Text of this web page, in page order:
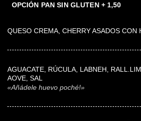
SIN GLUTEN + 1,50 OPCIÓN
QUESO CREMA, CHERRY ASADOS CON
AGUACATE, RÚCULA, LABNEH,
AOVE, SAL
«Añádele huevo poché!»